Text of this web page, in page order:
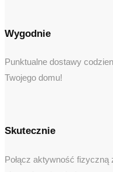
Wygodnie
Punktualne dostawy
Twojego domu!
Skutecznie
Połącz aktywność fizyczną